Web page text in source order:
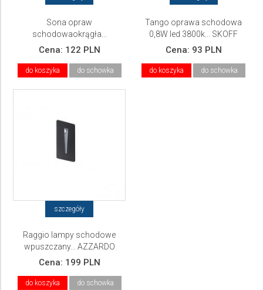
Sona opraw
schodowaokrągła...
Cena: 122 PLN
do koszyka do schowka
Tango oprawa schodowa
0,8W led 3800k... SKOFF
Cena: 93 PLN
do koszyka do schowka
szczegóły
Raggio lampy schodowe
wpuszczany... AZZARDO
Cena: 199 PLN
do koszyka do schowka